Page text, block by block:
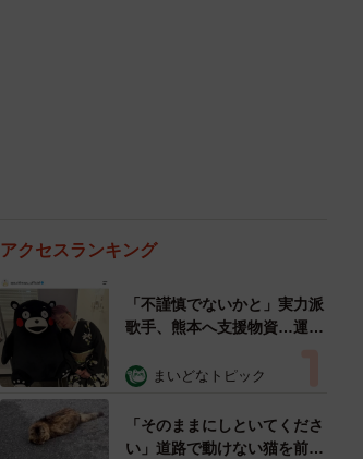
アクセスランキング
「不謹慎でないかと」実力派
歌手、熊本へ支援物資…運搬
めらい 「痛いほど伝わる」
まいどなトピック
「そのままにしといてくださ
い」道路で動けない猫を前に